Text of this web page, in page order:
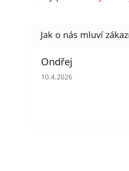
Ondřej
Hodnocení obchodu je
10.4.2026